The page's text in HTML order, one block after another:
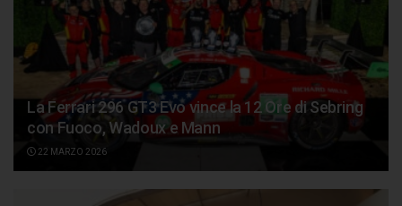
La Ferrari 296 GT3 Evo vince la 12 Ore di Sebring
con Fuoco, Wadoux e Mann
22 MARZO 2026